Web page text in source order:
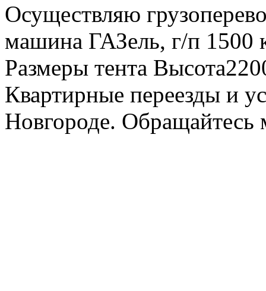
Осуществляю
машина ГАЗель, г/п 1500
Размеры тента
Квартирные переезды и
Новгороде.